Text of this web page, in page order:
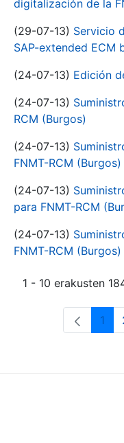
digitalización de la
(29-07-13) Servicio
SAP-extended ECM
(24-07-13) Edición
(24-07-13)
RCM (Burgos)
(24-07-13)
FNMT-RCM (Burgos)
(24-07-13)
para FNMT-RCM
(24-07-13)
FNMT-RCM (Burgos)
1 - 10 erakusten
1